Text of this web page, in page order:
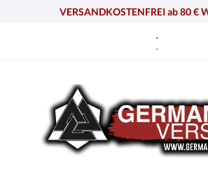
VERSANDKOSTENFREI ab 80 €
.
.